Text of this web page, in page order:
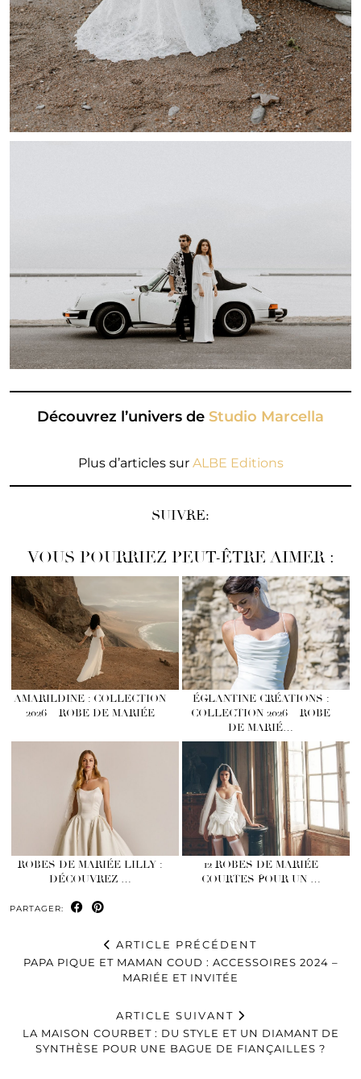
Découvrez l’univers de Studio Marcella
Plus d’articles sur ALBE Editions
SUIVRE:
VOUS POURRIEZ PEUT-ÊTRE AIMER :
AMARILDINE : COLLECTION
2026 – ROBE DE MARIÉE
ÉGLANTINE CRÉATIONS :
COLLECTION 2026 – ROBE
DE MARIÉ…
ROBES DE MARIÉE LILLY :
DÉCOUVREZ …
12 ROBES DE MARIÉE
COURTES POUR UN …
PARTAGER:
ARTICLE PRÉCÉDENT
PAPA PIQUE ET MAMAN COUD : ACCESSOIRES 2024 –
MARIÉE ET INVITÉE
ARTICLE SUIVANT
LA MAISON COURBET : DU STYLE ET UN DIAMANT DE
SYNTHÈSE POUR UNE BAGUE DE FIANÇAILLES ?